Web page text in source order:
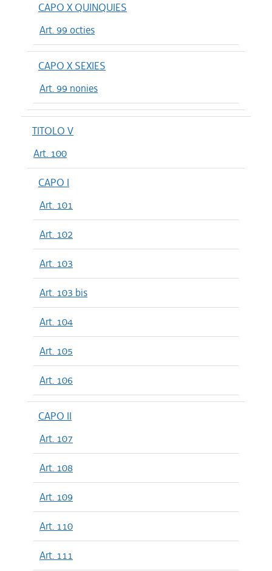
CAPO X QUINQUIES
Art. 99 octies
CAPO X SEXIES
Art. 99 nonies
TITOLO V
Art. 100
CAPO I
Art. 101
Art. 102
Art. 103
Art. 103 bis
Art. 104
Art. 105
Art. 106
CAPO II
Art. 107
Art. 108
Art. 109
Art. 110
Art. 111